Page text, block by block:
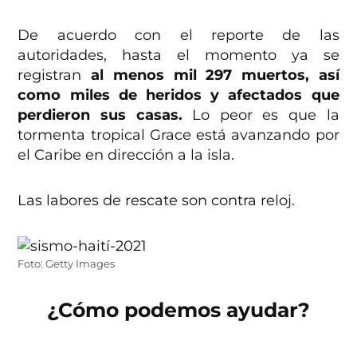
De acuerdo con el reporte de las
autoridades, hasta el momento ya se
registranal menos mil 297 muertos, así
como miles de heridos y afectados que
perdieron sus casas. Lo peor es que la
tormenta tropical Grace está avanzando por
el Caribe en dirección a la isla.
Las labores de rescate son contra reloj.
Foto: Getty Images
¿Cómo podemos ayudar?